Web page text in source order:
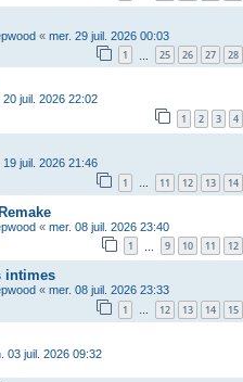
« mer. 29 juil. 2026 00:03
1 25 26 27 28
20 juil. 2026 22:02
1 2 3 4
19 juil. 2026 21:46
1 … 11 12 13 14
« mer. 08 juil. 2026 23:40
1 9 10 11 12
intimes
« mer. 08 juil. 2026 23:33
1 … 12 13 14 15
03 juil. 2026 09:32